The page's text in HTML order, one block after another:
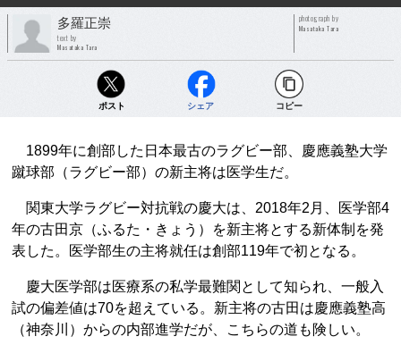
多羅正崇
text by
Masataka Tara
photograph by
Masataka Tara
ポスト シェア コピー
1899年に創部した日本最古のラグビー部、慶應義塾大学
蹴球部（ラグビー部）の新主将は医学生だ。
関東大学ラグビー対抗戦の慶大は、2018年2月、医学部4
年の古田京（ふるた・きょう）を新主将とする新体制を発
表した。医学部生の主将就任は創部119年で初となる。
慶大医学部は医療系の私学最難関として知られ、一般入
試の偏差値は70を超えている。新主将の古田は慶應義塾高
（神奈川）からの内部進学だが、こちらの道も険しい。